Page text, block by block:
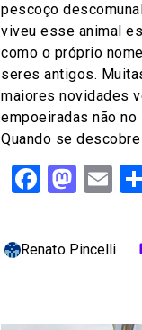
pescoço
viveu esse animal
como o próprio
seres antigos.
maiores novidades
empoeiradas não
Quando se
Renato Pincelli